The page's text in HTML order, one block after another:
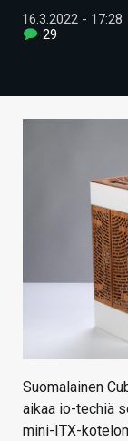
VIDEOT
TIETOA
VAIHDA TEEMA
16.3.2022 - 17:28
29
Suomalainen
aikaa io-techiä
mini-ITX-